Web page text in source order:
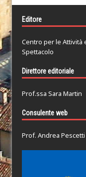
Editore
Centro per le Attività
Spettacolo
Direttore editoriale
Prof.ssa Sara Martin
Consulente web
Prof. Andrea Pescetti